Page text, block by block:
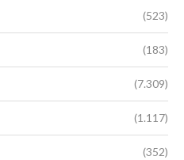
(523)
(183)
(7.309)
(1.117)
(352)